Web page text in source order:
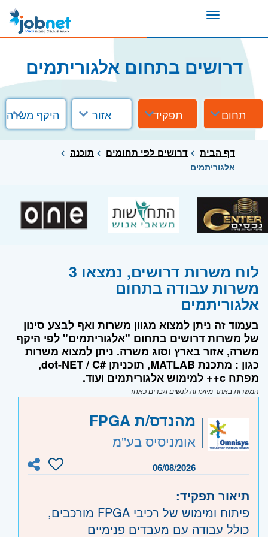
Toggle
דרושים בתחום אלגוריתמים
תחום תפקיד אזור היקף משרה
דף הבית דרושים לפי תחומים תוכנה
אלגוריתמים
לוח משרות דרושים, נמצאו 3
משרות עבודה בתחום
אלגוריתמים
בעמוד זה ניתן למצוא מגוון משרות ואף לבצע סינון
של משרות דרושים בתחום "אלגוריתמים" לפי היקף
משרה, אזור בארץ וסוג משרה. ניתן למצוא משרות
כגון : מתכנת MATLAB, תוכניתן #dot-NET / C,
מפתח c++ למימוש אלגוריתמים ועוד.
המשרות באתר מיועדות לנשים וגברים כאחד
מהנדס/ת FPGA
אומניסיס בע''מ
06/08/2026
תיאור תפקיד:
פיתוח ומימוש של רכיבי FPGA מורכבים,
כולל עבודה עם מעבדים פנימיים